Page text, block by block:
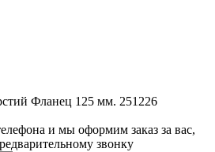
Фланец 125 мм. 251226
и мы оформим заказ за вас,
звонку